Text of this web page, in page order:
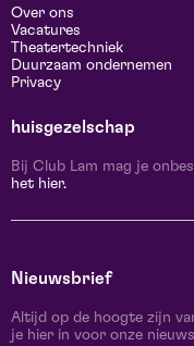
Over ons
Vacatures
Theatertechniek
Duurzaam ondernemen
Privacy
huisgezelschap
Bij Club Lam mag je
het hier.
Nieuwsbrief
Altijd op de hoogte zijn
je hier in voor onze